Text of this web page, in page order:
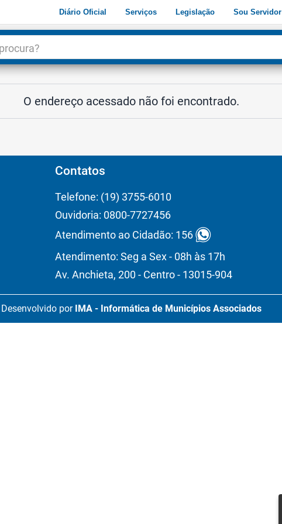
Diário Oficial Serviços Legislação Sou Servidor
O endereço acessado não foi encontrado.
Contatos
Telefone: (19) 3755-6010
Ouvidoria: 0800-7727456
Atendimento ao Cidadão: 156
Atendimento: Seg a Sex - 08h às 17h
Av. Anchieta, 200 - Centro - 13015-904
Desenvolvido por IMA - Informática de Municípios Associados